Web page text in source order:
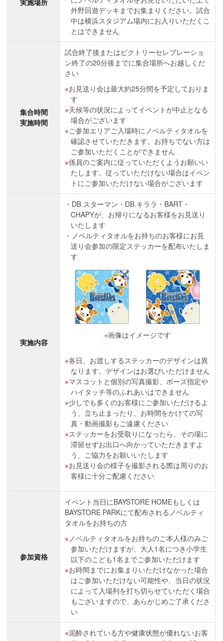
実施場所
外野回遊デッキまでお集まりください。試合
中は横浜スタジアム場内にお入りいただくこ
とはできません
集合時間
実施時間
試合終了後またはビクトリーセレブレーショ
ン終了の20分後までに集合場所へお越しくだ
さい
お見送り会は最大約25分間を予定しておりま
す
天候等の状況によってイベントが中止となる
場合がございます
ご参加エリアご入場時にノベルティタオルを
確認させていただきます。お持ちでない方は
ご参加いただくことができません
係員のご案内に従っていただくようお願いい
たします。従っていただけない場合はイベン
トにご参加いただけない場合がございます
実施内容
DB.スターマン・DB.キララ・BART・
CHAPYが、お帰りになるお客様をお見送り
いたします
ノベルティタオルをお持ちのお客様にお見
送り会参加の限定ステッカーを配布いたしま
す
※画像はイメージです
各日、お渡しするステッカーのデザインは異
なります。デザインはお選びいただけません
マスコットと個別の写真撮影、ポーズ指定や
ハイタッチ等のふれあいはできません
少しでも多くのお客様にご参加いただけるよ
う、立ち止まったり、お時間をかけての写
真・動画撮影もご遠慮ください
ステッカーをお受取りになったら、その場に
滞留せずお出口へ向かっていただきますよ
う、ご協力をお願いいたします
お見送り会の様子を撮影される際は周りのお
客様に十分ご配慮ください
参加資格
イベント当日にBAYSTORE HOMEもしくは
BAYSTORE PARKにて配布されるノベルティ
タオルをお持ちの方
ノベルティタオルをお持ちのご本人様のみご
参加いただけますが、大人1名につき小学生
以下のこども1名までご参加いただけます
お時間までにお集まりいただけなかった場合
はご参加いただけない可能性や、当日の状況
によって入場列を打ち切らせていただく場合
もございますので、あらかじめご了承くださ
い
泥酔されている方や健康状態が優れないお客